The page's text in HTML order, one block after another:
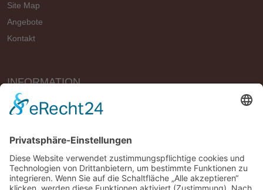
Site Map
Angebote
Kontakt
INFORMATION
Vertrag widerrufen
Geschäftsbedingungen (AGB)
Widerrufsbelehrung
Versandbedingungen